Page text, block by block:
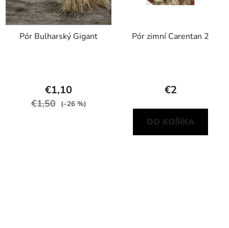
Pór Bulharský Gigant
€1,10
€1,50 (–26 %)
Pór zimní Carentan 2
€2
DO KOŠÍKA